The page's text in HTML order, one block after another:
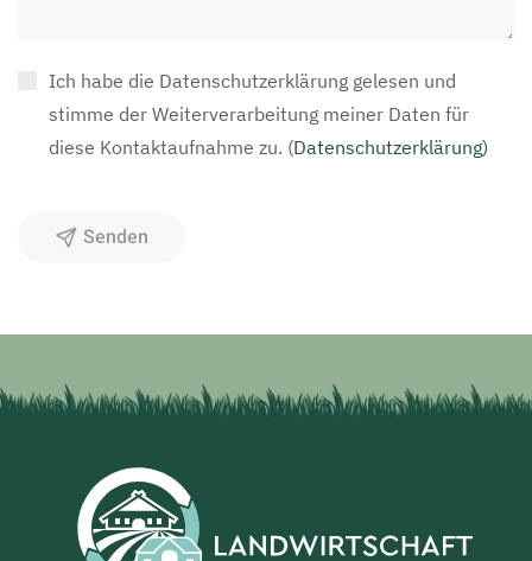
Ich habe die Datenschutzerklärung gelesen und
stimme der Weiterverarbeitung meiner Daten für
diese Kontaktaufnahme zu. (Datenschutzerklärung)
Senden